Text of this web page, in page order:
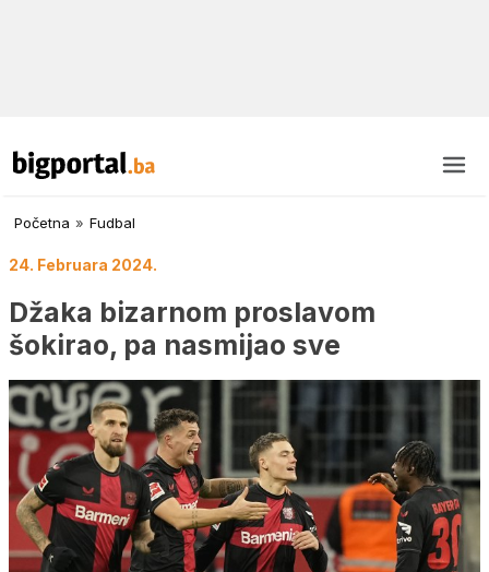
Početna » Fudbal
24. Februara 2024.
Džaka bizarnom proslavom
šokirao, pa nasmijao sve